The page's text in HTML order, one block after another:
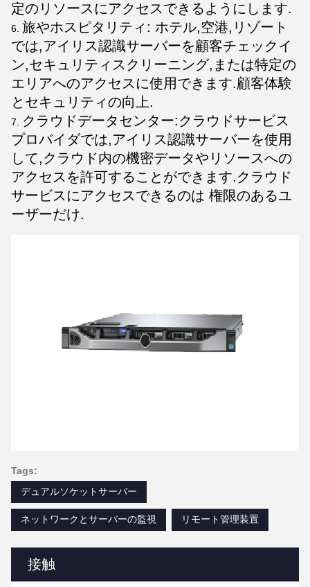
接触
定のリソースにアクセスできるようにします.
旅やホスピタリティ: ホテル,空港,リゾート
では,アイリス認識サーバーを顧客チェックイ
ン,セキュリティスクリーニング,または特定の
エリアへのアクセスに使用できます.顧客体験
とセキュリティの向上.
クラウドデータセンター:クラウドサービス
プロバイダでは,アイリス認識サーバーを使用
して,クラウド内の機密データやリソースへの
アクセスを許可することができます.クラウド
サービスにアクセスできるのは 権限のあるユ
ーザーだけ.
Tags:
デュアルソケットサーバー
ネットワークとサーバーの監視 リモート管理装置